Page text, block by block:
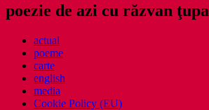
poezie de azi cu răzvan ţupa
actual
poeme
carte
english
media
Cookie Policy (EU)